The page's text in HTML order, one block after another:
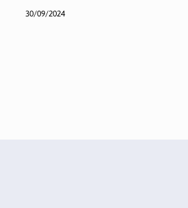
30/09/2024